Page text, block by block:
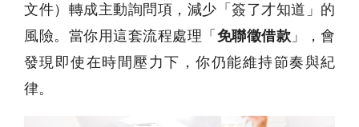
文件）轉成主動詢問項，減少「簽了才知道」的
風險。當你用這套流程處理「 免聯徵借款 」，會
發現即使在時間壓力下，你仍能維持節奏與紀
律。